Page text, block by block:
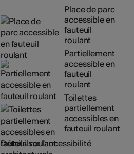
Place de parc
accessible en
fauteuil
roulant
Partiellement
accessible en
fauteuil
roulant
Toilettes
partiellement
accessibles en
fauteuil roulant
Détails sur l'accessibilité